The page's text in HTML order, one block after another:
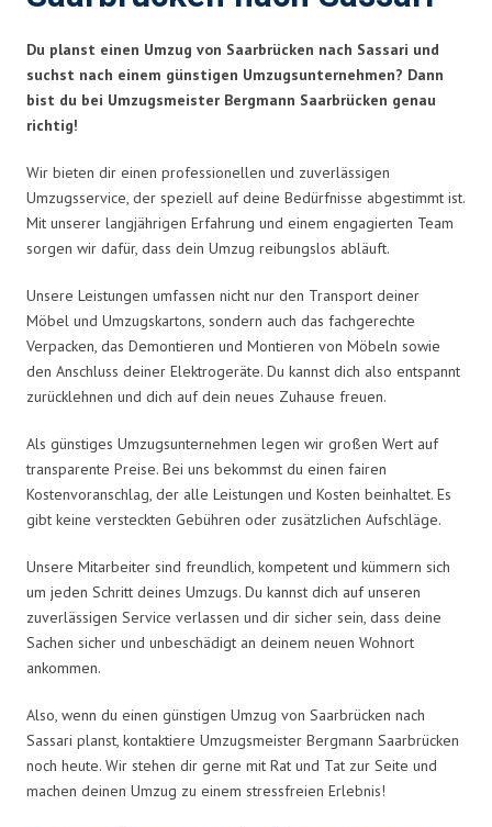
Du planst einen Umzug von Saarbrücken nach Sassari und
suchst nach einem günstigen Umzugsunternehmen? Dann
bist du bei Umzugsmeister Bergmann Saarbrücken genau
richtig!
Wir bieten dir einen professionellen und zuverlässigen
Umzugsservice, der speziell auf deine Bedürfnisse abgestimmt ist.
Mit unserer langjährigen Erfahrung und einem engagierten Team
sorgen wir dafür, dass dein Umzug reibungslos abläuft.
Unsere Leistungen umfassen nicht nur den Transport deiner
Möbel und Umzugskartons, sondern auch das fachgerechte
Verpacken, das Demontieren und Montieren von Möbeln sowie
den Anschluss deiner Elektrogeräte. Du kannst dich also entspannt
zurücklehnen und dich auf dein neues Zuhause freuen.
Als günstiges Umzugsunternehmen legen wir großen Wert auf
transparente Preise. Bei uns bekommst du einen fairen
Kostenvoranschlag, der alle Leistungen und Kosten beinhaltet. Es
gibt keine versteckten Gebühren oder zusätzlichen Aufschläge.
Unsere Mitarbeiter sind freundlich, kompetent und kümmern sich
um jeden Schritt deines Umzugs. Du kannst dich auf unseren
zuverlässigen Service verlassen und dir sicher sein, dass deine
Sachen sicher und unbeschädigt an deinem neuen Wohnort
ankommen.
Also, wenn du einen günstigen Umzug von Saarbrücken nach
Sassari planst, kontaktiere Umzugsmeister Bergmann Saarbrücken
noch heute. Wir stehen dir gerne mit Rat und Tat zur Seite und
machen deinen Umzug zu einem stressfreien Erlebnis!